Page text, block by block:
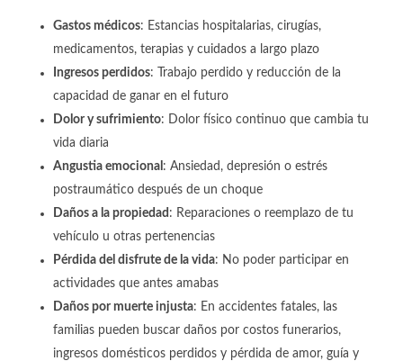
Gastos médicos: Estancias hospitalarias, cirugías,
medicamentos, terapias y cuidados a largo plazo
Ingresos perdidos: Trabajo perdido y reducción de la
capacidad de ganar en el futuro
Dolor y sufrimiento: Dolor físico continuo que cambia tu
vida diaria
Angustia emocional : Ansiedad, depresión o estrés
postraumático después de un choque
Daños a la propiedad : Reparaciones o reemplazo de tu
vehículo u otras pertenencias
Pérdida del disfrute de la vida: No poder participar en
actividades que antes amabas
Daños por muerte injusta: En accidentes fatales, las
familias pueden buscar daños por costos funerarios,
ingresos domésticos perdidos y pérdida de amor, guía y